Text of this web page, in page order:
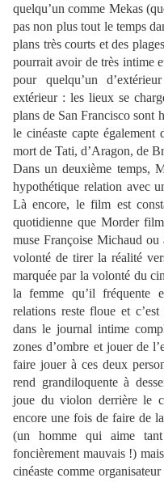
quelqu’un comme Mekas
pas non plus tout le temps
plans très courts et des
pourrait avoir de très intime
pour quelqu’un
extérieur : les lieux se
plans de San Francisco sont
le cinéaste capte également
mort de Tati, d’Aragon, de
Dans un deuxième temps,
hypothétique relation avec
Là encore, le film est
quotidienne que Morder
muse Françoise Michaud
volonté de tirer la réalité
marquée par la volonté du
la femme qu’il fréquente
relations reste floue et
dans le journal intime
zones d’ombre et jouer de
faire jouer à ces deux
rend grandiloquente à
joue du violon derrière le
encore une fois de faire de
(un homme qui aime
foncièrement mauvais !)
cinéaste comme